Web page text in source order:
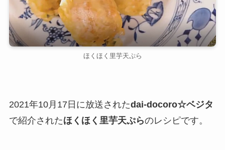
ほくほく里芋天ぷら
2021年10月17日に放送されたdai-docoro☆ベジタ
で紹介されたほくほく里芋天ぷらのレシピです。